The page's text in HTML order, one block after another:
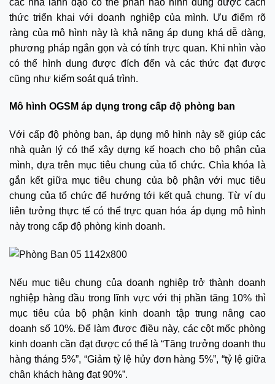
thức triển khai với doanh nghiệp của mình. Ưu điểm rõ
ràng của mô hình này là khả năng áp dụng khá dễ dàng,
phương pháp ngắn gọn và có tính trực quan. Khi nhìn vào
có thể hình dung được đích đến và các thức đạt được
cũng như kiểm soát quá trình.
Mô hình OGSM áp dụng trong cấp độ phòng ban
Với cấp độ phòng ban, áp dụng mô hình này sẽ giúp các
nhà quản lý có thể xây dựng kế hoạch cho bộ phận của
mình, dựa trên mục tiêu chung của tổ chức. Chìa khóa là
gắn kết giữa mục tiêu chung của bộ phận với mục tiêu
chung của tổ chức để hướng tới kết quả chung. Từ ví dụ
liên tưởng thực tế có thể trực quan hóa áp dụng mô hình
này trong cấp độ phòng kinh doanh.
Nếu mục tiêu chung của doanh nghiệp trở thành doanh
nghiệp hàng đầu trong lĩnh vực với thị phần tăng 10% thì
mục tiêu của bộ phận kinh doanh tập trung nâng cao
doanh số 10%. Để làm được điều này, các cột mốc phòng
kinh doanh cần đạt được có thể là “Tăng trưởng doanh thu
hàng tháng 5%”, “Giảm tỷ lệ hủy đơn hàng 5%”, “tỷ lệ giữa
chân khách hàng đạt 90%”.